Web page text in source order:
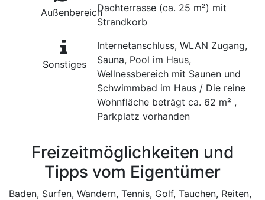
AußenbereichDachterrasse (ca. 25 m²) mit
Strandkorb
Sonstiges
Internetanschluss, WLAN Zugang,
Sauna, Pool im Haus,
Wellnessbereich mit Saunen und
Schwimmbad im Haus / Die reine
Wohnfläche beträgt ca. 62 m² ,
Parkplatz vorhanden
Freizeitmöglichkeiten und
Tipps vom Eigentümer
Baden, Surfen, Wandern, Tennis, Golf, Tauchen, Reiten,